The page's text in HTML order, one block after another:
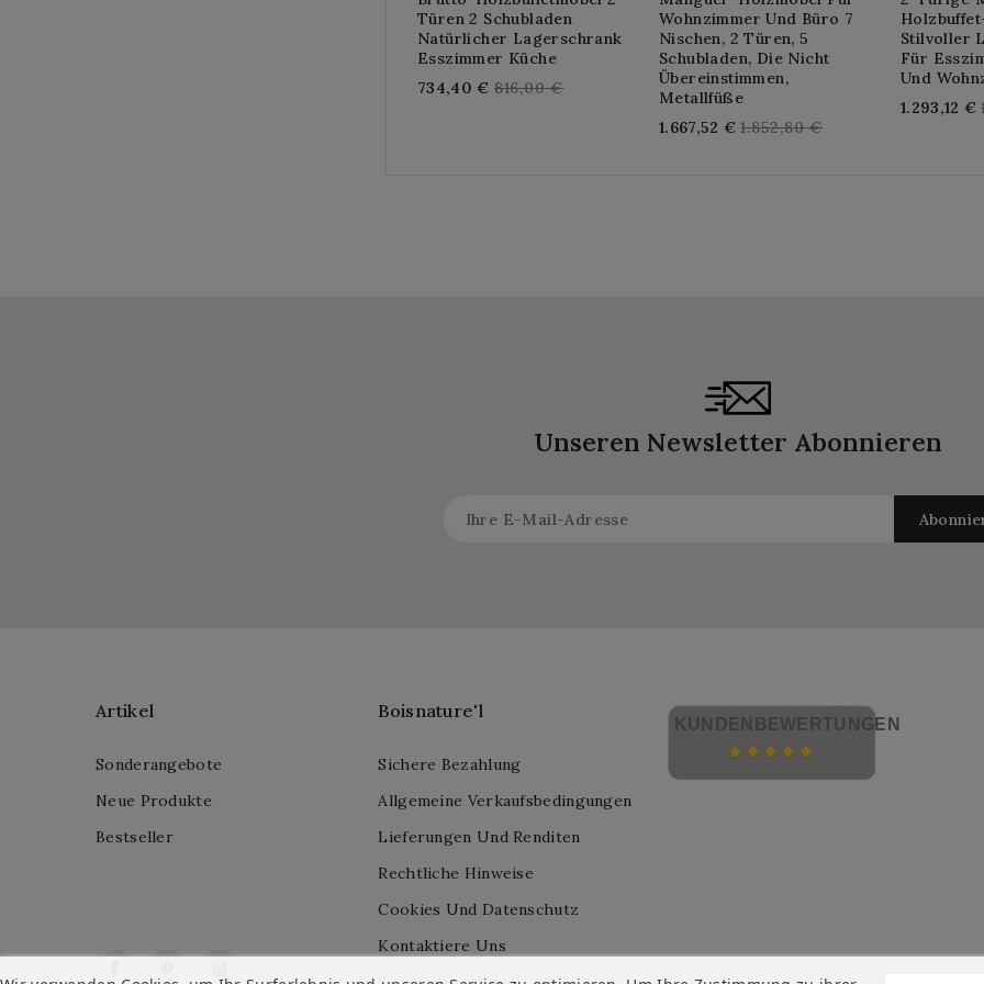
Türen 2 Schubladen
Natürlicher Lagerschrank
Esszimmer Küche
734,40 € Regular
816,00 €
Wohnzimmer Und Büro 7
Nischen, 2 Türen, 5
Schubladen, Die Nicht
Übereinstimmen,
Metallfüße
1.667,52 € Regular
1.852,80 €
Stilvoller
Für
Und
1.293,12 €
Unseren Newsletter Abonnieren
Artikel
Sonderangebote
Neue Produkte
Bestseller
Boisnature'l
Sichere Bezahlung
Allgemeine Verkaufsbedingungen
Lieferungen Und Renditen
Rechtliche Hinweise
Cookies Und Datenschutz
Kontaktiere Uns
KUNDENBEWERTUNGEN